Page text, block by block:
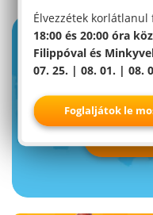
Élvezzétek
18:00 és 20:00 óra
Filippóval és
07. 25. | 08. 01. | 08.
Foglaljátok le